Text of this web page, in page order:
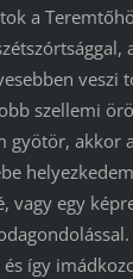
a
veszi
szellemi
gyötör, akkor
vagy egy
így